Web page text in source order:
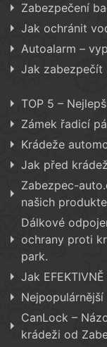
Zabezpečení
Jak ochránit
Autoalarm –
Jak zabezpečít
TOP 5 –
Zámek řadicí
Krádeže
Jak před
Zabezpec-
našich
Dálkové
ochrany proti
park.
Jak
CanLock –
krádeži od